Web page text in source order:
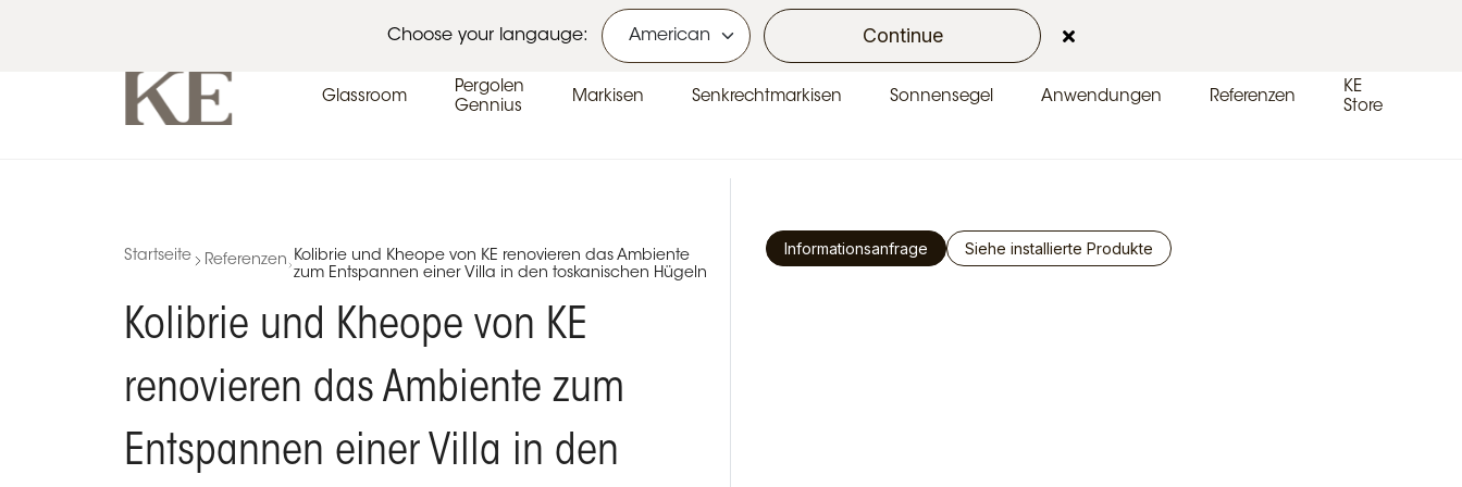
Choose your langauge: Continue
Kontakt
Glassroom
Pergolen
Gennius
Markisen Senkrechtmarkisen Sonnensegel Anwendungen Referenzen
KE
Store
Startseite Referenzen Kolibrie und Kheope von KE renovieren das Ambiente
zum Entspannen einer Villa in den toskanischen Hügeln
Kolibrie und Kheope von KE
renovieren das Ambiente zum
Entspannen einer Villa in den
Informationsanfrage Siehe installierte Produkte